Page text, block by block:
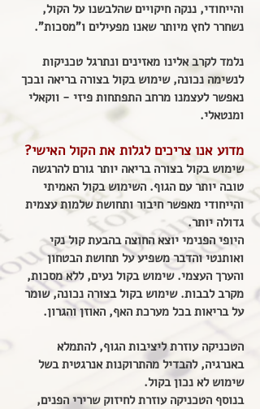
והייחודי, ננקה חיקויים שהלבשנו על הקול,
נשחררלחץ מיותר שאנו מפעילים ו"מסכות".
נלמד לקרב אלינו מאזינים ונתרגל טכניקות
לנשימה נכונה, שימוש בקול בצורה בריאה ובכך
נאפשר לעצמנו מרחב התפתחות פיזי - ווקאלי
ומנטאלי.
מדוע אנו צריכים לגלות את הקול האישי?
שימוש בקול בצורה בריאה יותר גורם להרגשה
טובה יותר עם הגוף. השימוש בקול האמיתי
והייחודי מאפשר חיבור ותחושת שלמות עצמית
גדולה יותר.
היופי הפנימי יוצא החוצה בהבעת קול נקי
ואותנטי והדבר משפיע על תחושת הבטחון
והערך העצמי. שימוש בקול נעים, ללא מסכות,
מקרב לבבות. שימוש בקול בצורה נכונה, שומר
על בריאות בכל מערכת האף, האוזן והגרון.
הטכניקה עוזרת ליציבות הגוף, להתמלא
באנרגיה, להבדיל מהתרוקנות אנרגטית בשל
שימוש לא נכון בקול.
בנוסף הטכניקה עוזרת לחיזוק שרירי הפנים,